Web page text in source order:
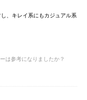
、キレイ系にもカジュアル系
は参考になりましたか？